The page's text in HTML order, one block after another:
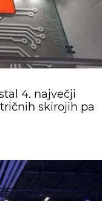
4. največji
skirojih pa